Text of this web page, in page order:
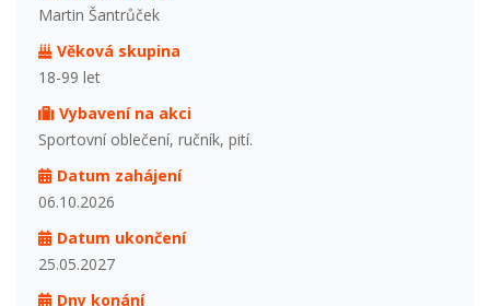
Martin Šantrůček
Věková skupina
18-99 let
Vybavení na akci
Sportovní oblečení, ručník, pití.
Datum zahájení
06.10.2026
Datum ukončení
25.05.2027
Dny konání